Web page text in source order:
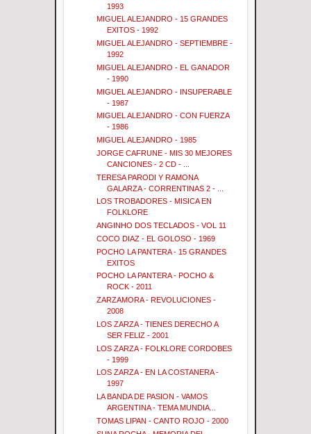
1993
MIGUEL ALEJANDRO - 15 GRANDES
EXITOS - 1992
MIGUEL ALEJANDRO - SEPTIEMBRE -
1992
MIGUEL ALEJANDRO - EL GANADOR
- 1990
MIGUEL ALEJANDRO - INSUPERABLE
- 1987
MIGUEL ALEJANDRO - CON FUERZA
- 1986
MIGUEL ALEJANDRO - 1985
JORGE CAFRUNE - MIS 30 MEJORES
CANCIONES - 2 CD - ...
TERESA PARODI Y RAMONA
GALARZA - CORRENTINAS 2 - ...
LOS TROBADORES - MISICA EN
FOLKLORE
ANGINHO DOS TECLADOS - VOL 11
COCO DIAZ - EL GOLOSO - 1969
POCHO LA PANTERA - 15 GRANDES
EXITOS
POCHO LA PANTERA - POCHO &
ROCK - 2011
ZARZAMORA - REVOLUCIONES -
2008
LOS ZARZA - TIENES DERECHO A
SER FELIZ - 2001
LOS ZARZA - FOLKLORE CORDOBES
- 1999
LOS ZARZA - EN LA COSTANERA -
1997
LA BANDA DE PASION - VAMOS
ARGENTINA - TEMA MUNDIA...
TOMAS LIPAN - CANTO ROJO - 2000